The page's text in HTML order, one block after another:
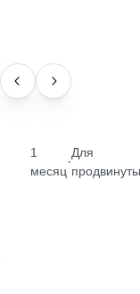
НАВЫК
1
месяц
·
Для